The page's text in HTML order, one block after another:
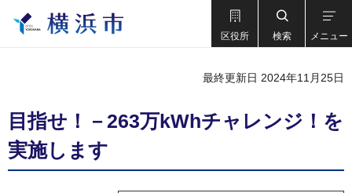
区役所 検索 メニュー
最終更新日 2024年11月25日
目指せ！－263万kWhチャレンジ！を
実施します